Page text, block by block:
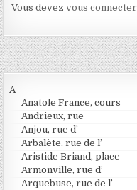
Vous devezvous connecter
A
Anatole France, cours
Andrieux, rue
Anjou, rue d’
Arbalète, rue de l’
Aristide Briand, place
Armonville, rue d’
Arquebuse, rue de l’